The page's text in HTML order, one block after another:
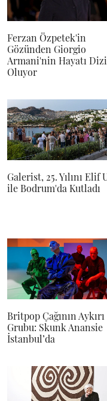
Ferzan Özpetek'in
Gözünden Giorgio
Armani'nin Hayatı Dizi
Oluyor
Galerist, 25. Yılını Elif
ile Bodrum'da Kutladı
Britpop Çağının Aykırı
Grubu: Skunk Anansie
İstanbul’da